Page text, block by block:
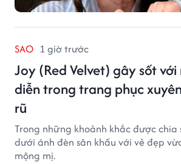
SAO 1 giờ trước
Joy (Red Velvet) gây sốt
diễn trong trang phục
rũ
Trong những khoảnh khắc được chia
dưới ánh đèn sân khấu với vẻ đẹp
mộng mị.